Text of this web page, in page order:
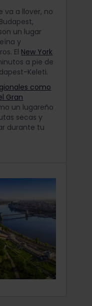
va a llover, no
un lugar
y
El New York
a pie de
Keleti.
como
Gran
un lugareño
secas y
durante tu